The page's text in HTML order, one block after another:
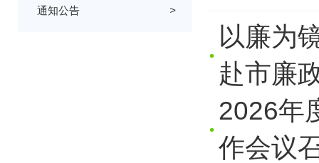
通知公告 >
以廉为
赴市廉
2026年
作会议